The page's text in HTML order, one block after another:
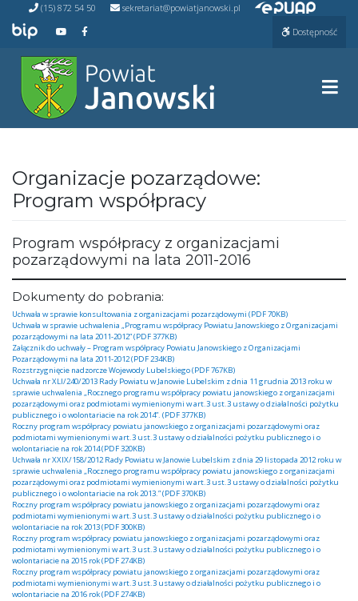
Przejdź
treści
(15) 872 54 50 sekretariat@powiatjanowski.pl Przejdź do ePUAP
Przejdź do BIP Przejdź do naszego kanału na YouTube
Przejdź do naszego kanału na Facebooku Dostępność
Organizacje pozarządowe:
Program współpracy
Program współpracy z organizacjami
pozarządowymi na lata 2011-2016
Dokumenty do pobrania:
Uchwała w sprawie konsultowania z organizacjami pozarządowymi (PDF 70KB)
Uchwała w sprawie uchwalenia „Programu współpracy Powiatu Janowskiego z Organizacjami
pozarządowymi na lata 2011-2012” (PDF 377KB)
Załącznik do uchwały – Program współpracy Powiatu Janowskiego z Organizacjami
Pozarządowymi na lata 2011-2012 (PDF 234KB)
Rozstrzygnięcie nadzorcze Wojewody Lubelskiego (PDF 767KB)
Uchwała nr XLI/240/2013 Rady Powiatu w Janowie Lubelskim z dnia 11 grudnia 2013 roku w
sprawie uchwalenia „Rocznego programu współpracy powiatu janowskiego z organizacjami
pozarządowymi oraz podmiotami wymienionymi w art.3 ust.3 ustawy o działalności pożytku
publicznego i o wolontariacie na rok 2014”. (PDF 377KB)
Roczny program współpracy powiatu janowskiego z organizacjami pozarządowymi oraz
podmiotami wymienionymi w art.3 ust.3 ustawy o działalności pożytku publicznego i o
wolontariacie na rok 2014 (PDF 320KB)
Uchwała nr XXIX/158/2012 Rady Powiatu w Janowie Lubelskim z dnia 29 listopada 2012 roku w
sprawie uchwalenia „Rocznego programu współpracy powiatu janowskiego z organizacjami
pozarządowymi oraz podmiotami wymienionymi w art.3 ust.3 ustawy o działalności pożytku
publicznego i o wolontariacie na rok 2013.” (PDF 370KB)
Roczny program współpracy powiatu janowskiego z organizacjami pozarządowymi oraz
podmiotami wymienionymi w art.3 ust.3 ustawy o działalności pożytku publicznego i o
wolontariacie na rok 2013 (PDF 300KB)
Roczny program współpracy powiatu janowskiego z organizacjami pozarządowymi oraz
podmiotami wymienionymi w art.3 ust.3 ustawy o działalności pożytku publicznego i o
wolontariacie na 2015 rok (PDF 274KB)
Roczny program współpracy powiatu janowskiego z organizacjami pozarządowymi oraz
podmiotami wymienionymi w art.3 ust.3 ustawy o działalności pożytku publicznego i o
wolontariacie na 2016 rok (PDF 274KB)